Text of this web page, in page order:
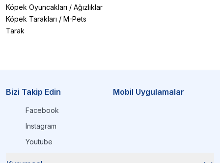
Köpek Oyuncakları / Ağızlıklar
Köpek Tarakları / M-Pets
Tarak
Bizi Takip Edin
Facebook
Instagram
Youtube
Mobil Uygulamalar